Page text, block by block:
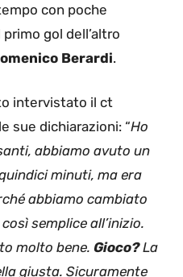
con poche
gol dell’altro
Berardi.
intervistato il ct
sue dichiarazioni: “Ho
abbiamo avuto un
minuti, ma era
abbiamo cambiato
semplice all’inizio.
molto bene. Gioco?La
giusta. Sicuramente